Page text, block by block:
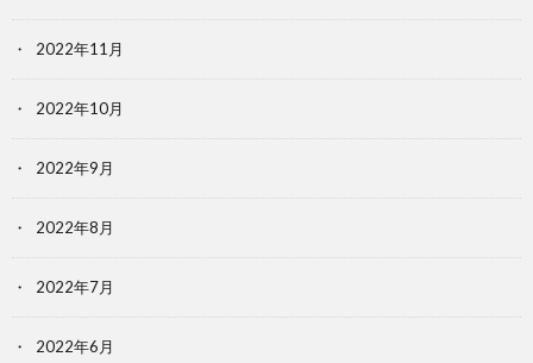
2022年11月
2022年10月
2022年9月
2022年8月
2022年7月
2022年6月